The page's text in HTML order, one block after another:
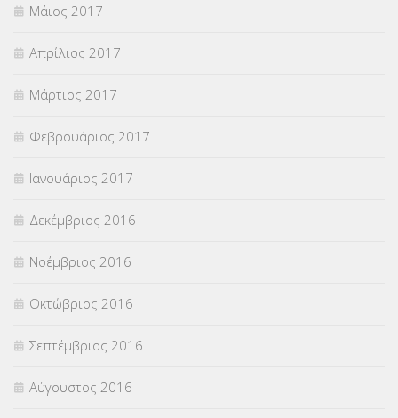
Μάιος 2017
Απρίλιος 2017
Μάρτιος 2017
Φεβρουάριος 2017
Ιανουάριος 2017
Δεκέμβριος 2016
Νοέμβριος 2016
Οκτώβριος 2016
Σεπτέμβριος 2016
Αύγουστος 2016